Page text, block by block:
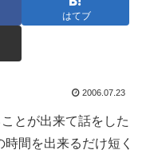
はてブ
2006.07.23
とが出来て話をした
間を出来るだけ短く